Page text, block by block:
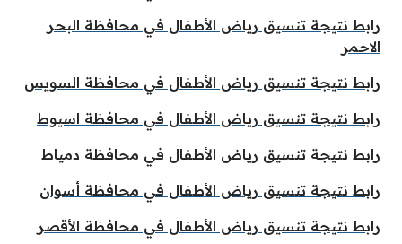
رابط نتيجة تنسيق رياض الأطفال في محافظة البحر
الاحمر
رابط نتيجة تنسيق رياض الأطفال في محافظة السويس
رابط نتيجة تنسيق رياض الأطفال في محافظة اسيوط
رابط نتيجة تنسيق رياض الأطفال في محافظة دمياط
رابط نتيجة تنسيق رياض الأطفال في محافظة أسوان
رابط نتيجة تنسيق رياض الأطفال في محافظة الأقصر